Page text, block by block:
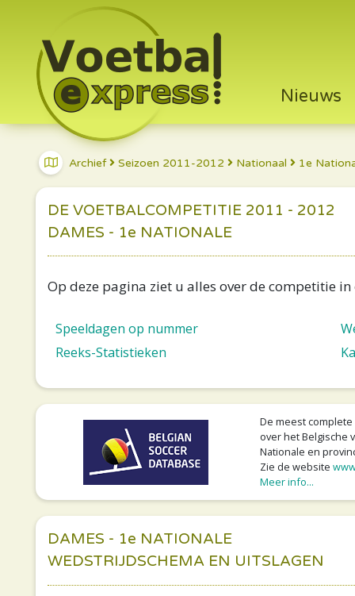
Nieuws
Archief Seizoen 2011-2012 Nationaal 1e
DE VOETBALCOMPETITIE 2011 - 2012
DAMES - 1e NATIONALE
Op deze pagina ziet u alles over de competitie
Speeldagen op nummer
Reeks-Statistieken
De meest
over het Belgische
Nationale en
Zie de website
Meer info...
DAMES - 1e NATIONALE
WEDSTRIJDSCHEMA EN UITSLAGEN